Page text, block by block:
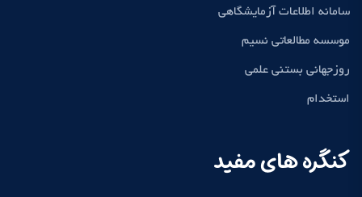
سامانه اطلاعات آزمایشگاهی
موسسه مطالعاتی نسیم
روزجهانی بستنی علمی
استخدام
کنگره های مفید